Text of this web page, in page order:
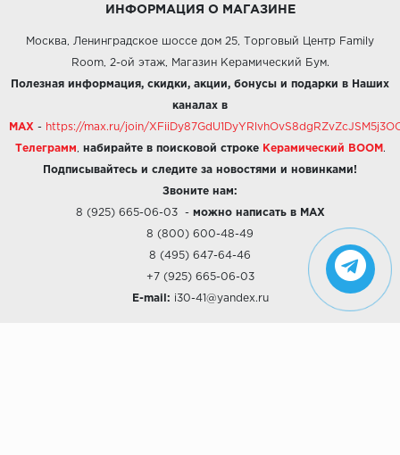
ИНФОРМАЦИЯ О МАГАЗИНЕ
Москва, Ленинградское шоссе дом 25, Торговый Центр Family
Room, 2-ой этаж, Магазин Керамический Бум.
Полезная информация, скидки, акции, бонусы и подарки в Наших
каналах в
MAX - https://max.ru/join/
Телеграмм набирайте в поисковой строке Керамический BOOM .
Подписывайтесь и следите за новостями и новинками!
Звоните нам:
8 (925) 665-06-03- можно написать в MAX
8 (800) 600-48-49
8 (495) 647-64-46
+7 (925) 665-06-03
E-mail: i30-41@yandex.ru